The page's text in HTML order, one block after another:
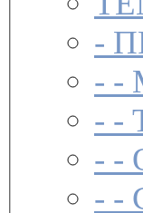
-
- -
- -
- -
- -